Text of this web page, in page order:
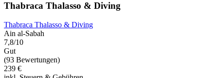
Thabraca Thalasso & Diving
Thabraca Thalasso & Diving
Ain al-Sabah
7,8/10
Gut
(93 Bewertungen)
239 €